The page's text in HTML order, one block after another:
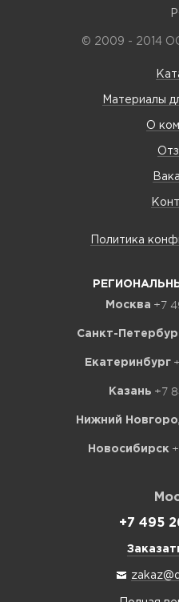
© 2009 - 2014
Материалы
О
Политика
Москва +7
Санкт-
Екатеринбург
Казань +7
Нижний
Новосибирск
+7 495